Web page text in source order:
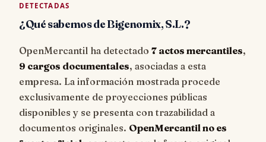
DETECTADAS
¿Qué sabemos de Bigenomix, S.L.?
OpenMercantil ha detectado 7 actos mercantiles,
9 cargos documentales, asociadas a esta
empresa. La información mostrada procede
exclusivamente de proyecciones públicas
disponibles y se presenta con trazabilidad a
documentos originales. OpenMercantil no es